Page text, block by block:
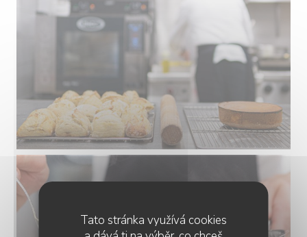
Tato stránka využívá cookies